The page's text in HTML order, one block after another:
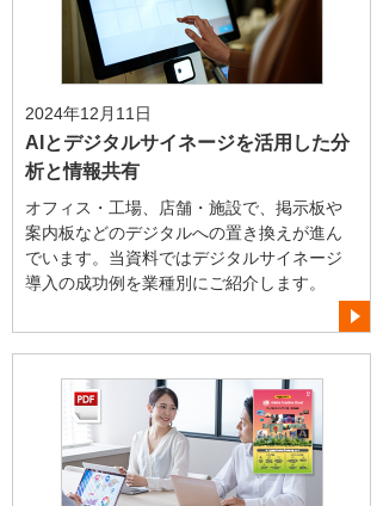
2024年12月11日
AIとデジタルサイネージを活用した分
析と情報共有
オフィス・工場、店舗・施設で、掲示板や
案内板などのデジタルへの置き換えが進ん
でいます。当資料ではデジタルサイネージ
導入の成功例を業種別にご紹介します。